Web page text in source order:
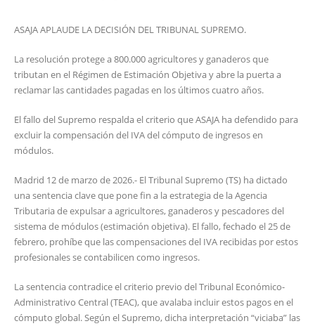
ASAJA APLAUDE LA DECISIÓN DEL TRIBUNAL SUPREMO.
La resolución protege a 800.000 agricultores y ganaderos que
tributan en el Régimen de Estimación Objetiva y abre la puerta a
reclamar las cantidades pagadas en los últimos cuatro años.
El fallo del Supremo respalda el criterio que ASAJA ha defendido para
excluir la compensación del IVA del cómputo de ingresos en
módulos.
Madrid 12 de marzo de 2026.- El Tribunal Supremo (TS) ha dictado
una sentencia clave que pone fin a la estrategia de la Agencia
Tributaria de expulsar a agricultores, ganaderos y pescadores del
sistema de módulos (estimación objetiva). El fallo, fechado el 25 de
febrero, prohíbe que las compensaciones del IVA recibidas por estos
profesionales se contabilicen como ingresos.
La sentencia contradice el criterio previo del Tribunal Económico-
Administrativo Central (TEAC), que avalaba incluir estos pagos en el
cómputo global. Según el Supremo, dicha interpretación “viciaba” las